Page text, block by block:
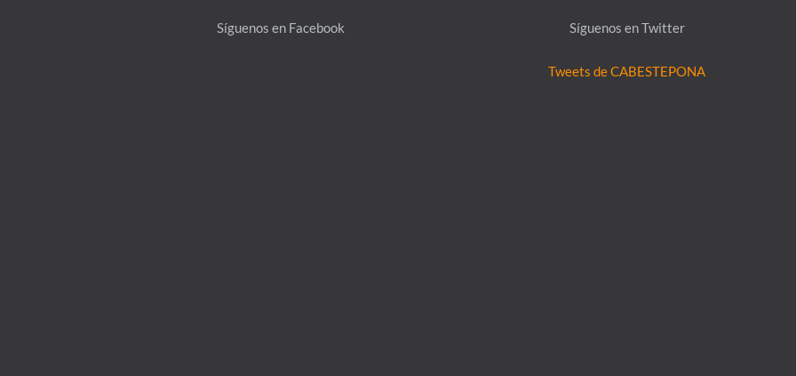
Top
Síguenos en Facebook Síguenos en Twitter
Tweets de CABESTEPONA